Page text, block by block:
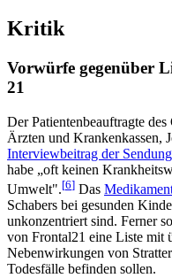
Kritik
Vorwürfe gegenüber
21
Der Patientenbeauftragte des
Ärzten und Krankenkassen,
Interviewbeitrag der
habe „oft keinen
Umwelt".[6] Das
Schabers bei gesunden
unkonzentriert sind. Ferner
von Frontal21 eine Liste mit
Nebenwirkungen von
Todesfälle befinden sollen.